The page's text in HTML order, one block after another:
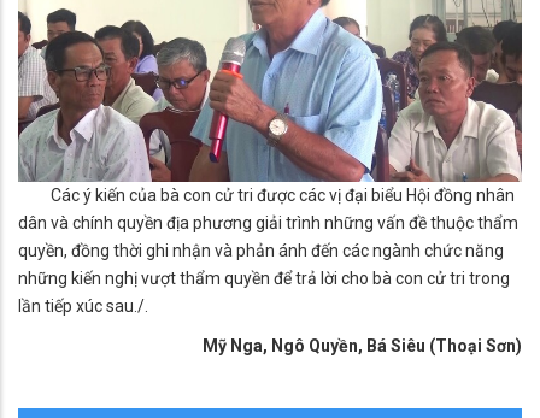
Các ý kiến của bà con cử tri được các vị đại biểu Hội đồng nhân
dân và chính quyền địa phương giải trình những vấn đề thuộc thẩm
quyền, đồng thời ghi nhận và phản ánh đến các ngành chức năng
những kiến nghị vượt thẩm quyền để trả lời cho bà con cử tri trong
lần tiếp xúc sau./.
Mỹ Nga, Ngô Quyền, Bá Siêu (Thoại Sơn)